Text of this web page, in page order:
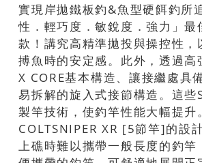
實現岸拋鐵板釣&魚型硬餌釣所
性．輕巧度．敏銳度．強力」最
款！講究高精準拋投與操控性，
搏魚時的安定感。此外，透過高
X CORE基本構造、讓接繼處具
易拆解的旋入式接節構造。這
製竿技術，使釣竿性能大幅提升。
COLTSNIPER XR [5節竿]的設
上礁時難以攜帶一般長度的釣竿